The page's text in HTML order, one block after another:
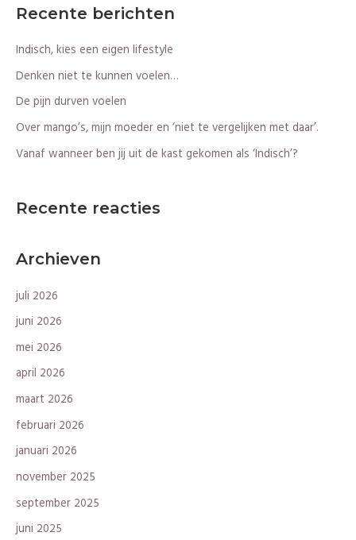
k
n
a
a
Recente berichten
Indisch, kies een eigen lifestyle
Denken niet te kunnen voelen…
De pijn durven voelen
Over mango’s, mijn moeder en ‘niet te vergelijken met daar’.
Vanaf wanneer ben jij uit de kast gekomen als ‘Indisch’?
Recente reacties
Archieven
juli 2026
juni 2026
mei 2026
april 2026
maart 2026
februari 2026
januari 2026
november 2025
september 2025
juni 2025